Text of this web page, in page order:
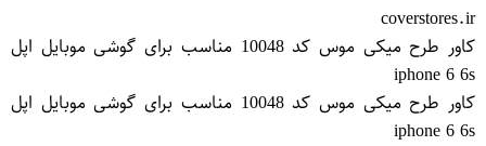
coverstores.ir
کاور طرح میکی موس کد 10048 مناسب برای گوشی موبایل اپل
iphone 6 6s
کاور طرح میکی موس کد 10048 مناسب برای گوشی موبایل اپل
iphone 6 6s